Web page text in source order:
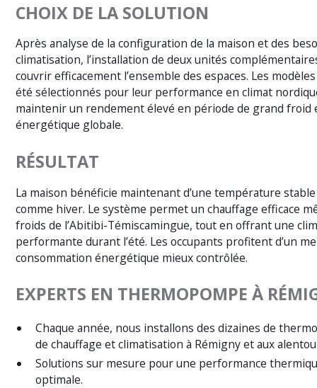
CHOIX DE LA SOLUTION
Après analyse de la configuration de la maison et des
climatisation, l’installation de deux unités
couvrir efficacement l’ensemble des espaces. Les
été sélectionnés pour leur performance en climat
maintenir un rendement élevé en période de grand froid
énergétique globale.
RÉSULTAT
La maison bénéficie maintenant d’une température
comme hiver. Le système permet un chauffage efficace
froids de l’Abitibi-Témiscamingue, tout en offrant une
performante durant l’été. Les occupants profitent d’un
consommation énergétique mieux contrôlée.
EXPERTS EN THERMOPOMPE À
Chaque année, nous installons des dizaines de
de chauffage et climatisation à Rémigny et aux
Solutions sur mesure pour une performance
optimale.